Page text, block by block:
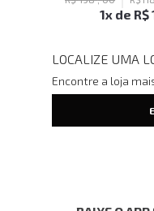
1x de R$
LOCALIZE UMA
Encontre a loja